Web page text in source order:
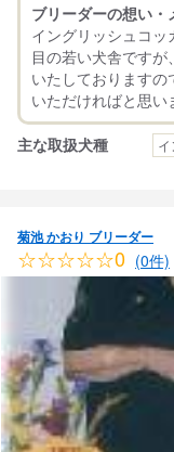
ブリーダーの想い・
イングリッシュコ
目の若い犬舎です
いたしております
主な取扱犬種
菊池 かおり ブリーダー
☆☆☆☆☆0 (0件)